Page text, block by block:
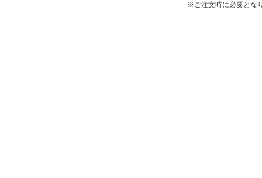
※ご注文時に必要とな